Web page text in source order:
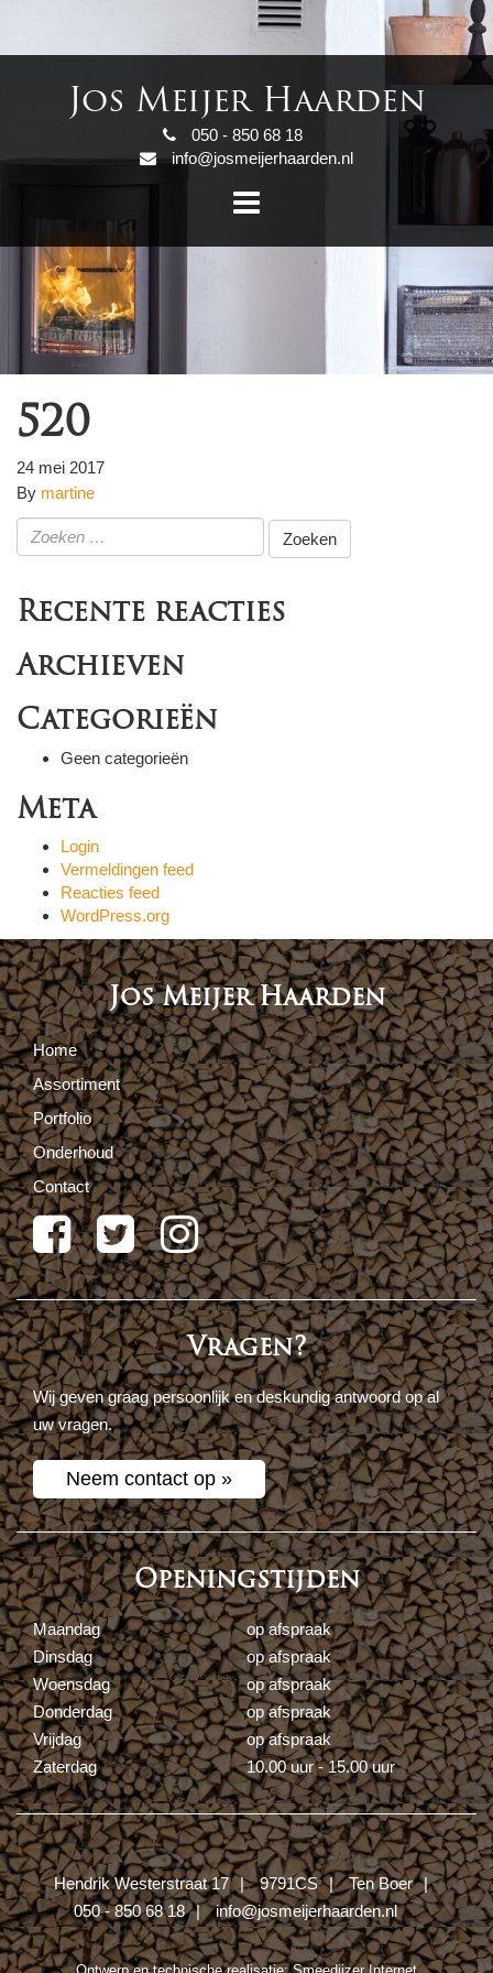
Jos Meijer Haarden
050 - 850 68 18
info@josmeijerhaarden.nl
520
24 mei 2017
By martine
Zoeken
naar:
Recente reacties
Archieven
Categorieën
Geen categorieën
Meta
Login
Vermeldingen feed
Reacties feed
WordPress.org
Jos Meijer Haarden
Home
Assortiment
Portfolio
Onderhoud
Contact
Vragen?
Wij geven graag persoonlijk en deskundig antwoord op al
uw vragen.
Neem contact op »
Openingstijden
Maandag
op afspraak
Dinsdag
op afspraak
Woensdag
op afspraak
Donderdag
op afspraak
Vrijdag
op afspraak
Zaterdag
10.00 uur - 15.00 uur
Hendrik Westerstraat 17 9791CS
Ten Boer
050 - 850 68 18
info@josmeijerhaarden.nl